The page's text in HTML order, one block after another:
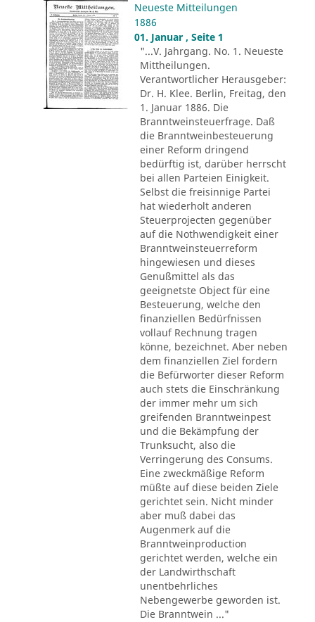
Neueste Mitteilungen
1886
01. Januar , Seite 1
"...V. Jahrgang. No. 1. Neueste
Mittheilungen.
Verantwortlicher Herausgeber:
Dr. H. Klee. Berlin, Freitag, den
1. Januar 1886. Die
Branntweinsteuerfrage. Daß
die Branntweinbesteuerung
einer Reform dringend
bedürftig ist, darüber herrscht
bei allen Parteien Einigkeit.
Selbst die freisinnige Partei
hat wiederholt anderen
Steuerprojecten gegenüber
auf die Nothwendigkeit einer
Branntweinsteuerreform
hingewiesen und dieses
Genußmittel als das
geeignetste Object für eine
Besteuerung, welche den
finanziellen Bedürfnissen
vollauf Rechnung tragen
könne, bezeichnet. Aber neben
dem finanziellen Ziel fordern
die Befürworter dieser Reform
auch stets die Einschränkung
der immer mehr um sich
greifenden Branntweinpest
und die Bekämpfung der
Trunksucht, also die
Verringerung des Consums.
Eine zweckmäßige Reform
müßte auf diese beiden Ziele
gerichtet sein. Nicht minder
aber muß dabei das
Augenmerk auf die
Branntweinproduction
gerichtet werden, welche ein
der Landwirthschaft
unentbehrliches
Nebengewerbe geworden ist.
Die Branntwein ..."